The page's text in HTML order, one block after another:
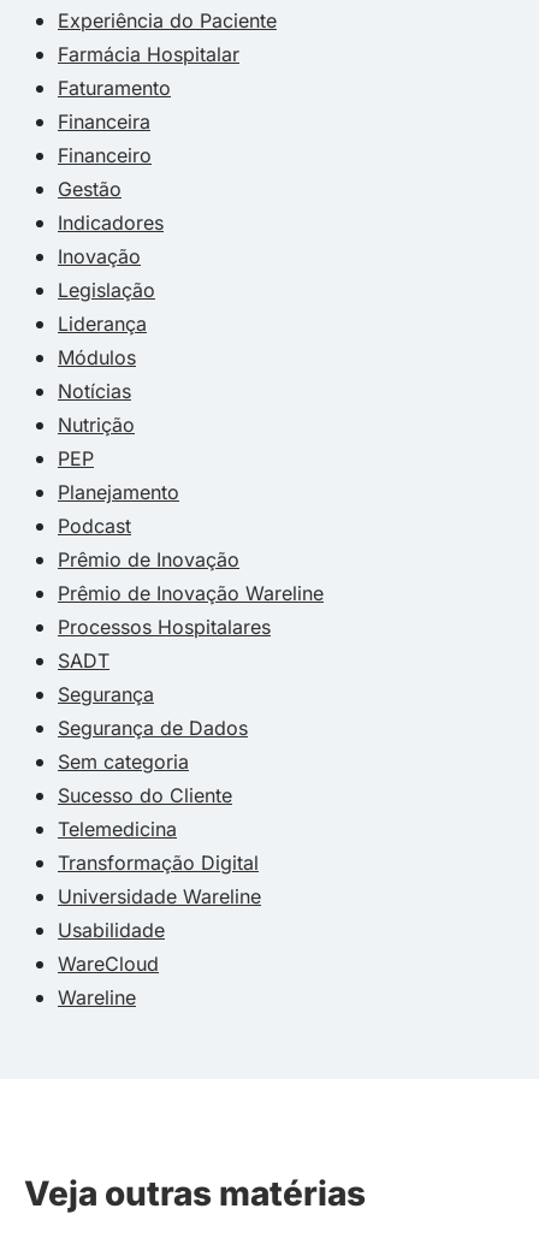
Experiência do Paciente
Farmácia Hospitalar
Faturamento
Financeira
Financeiro
Gestão
Indicadores
Inovação
Legislação
Liderança
Módulos
Notícias
Nutrição
PEP
Planejamento
Podcast
Prêmio de Inovação
Prêmio de Inovação Wareline
Processos Hospitalares
SADT
Segurança
Segurança de Dados
Sem categoria
Sucesso do Cliente
Telemedicina
Transformação Digital
Universidade Wareline
Usabilidade
WareCloud
Wareline
Veja outras matérias